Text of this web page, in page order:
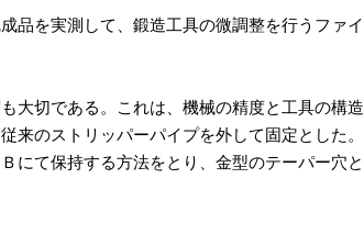
品を実測して、鍛造工具の微調整を行うファイ
大切である。これは、機械の精度と工具の構造
来のストリッパーパイプを外して固定とした。
にて保持する方法をとり、金型のテーパー穴と